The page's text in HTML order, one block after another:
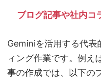
ブログ記事や社内コ
Geminiを活用する代表
ィング作業です。例え
事の作成では、以下の